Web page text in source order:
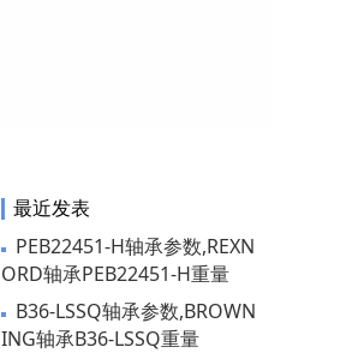
最近发表
PEB22451-H轴承参数,REXN
ORD轴承PEB22451-H重量
B36-LSSQ轴承参数,BROWN
ING轴承B36-LSSQ重量